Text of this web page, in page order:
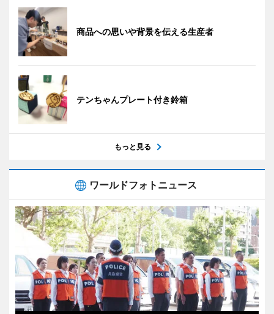
商品への思いや背景を伝える生産者
テンちゃんプレート付き鈴箱
もっと見る
ワールドフォトニュース